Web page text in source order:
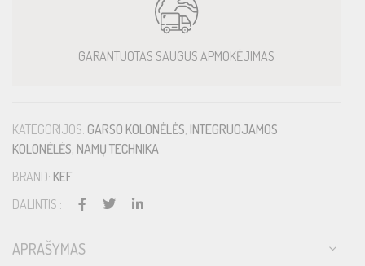
GARANTUOTAS SAUGUS APMOKĖJIMAS
KATEGORIJOS: GARSO KOLONĖLĖS, INTEGRUOJAMOS
KOLONĖLĖS, NAMŲ TECHNIKA
BRAND: KEF
DALINTIS :
APRAŠYMAS